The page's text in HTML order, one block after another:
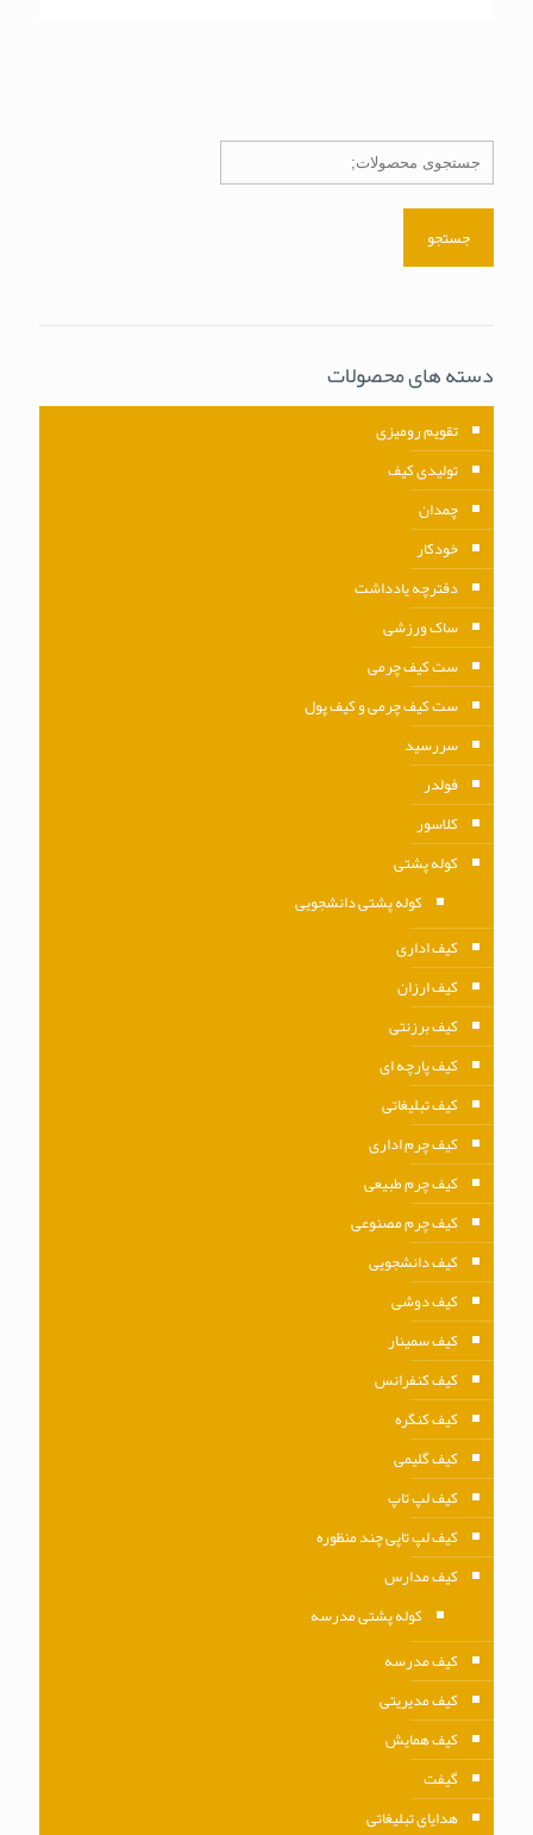
جستجو
دسته های محصولات
تقویم رومیزی
تولیدی کیف
چمدان
خودکار
دفترچه یادداشت
ساک ورزشی
ست کیف چرمی
ست کیف چرمی و کیف پول
سررسید
فولدر
کلاسور
کوله پشتی
کوله پشتی دانشجویی
کیف اداری
کیف ارزان
کیف برزنتی
کیف پارچه ای
کیف تبلیغاتی
کیف چرم اداری
کیف چرم طبیعی
کیف چرم مصنوعی
کیف دانشجویی
کیف دوشی
کیف سمینار
کیف کنفرانس
کیف کنگره
کیف گلیمی
کیف لپ تاپ
کیف لپ تاپی چند منظوره
کیف مدارس
کوله پشتی مدرسه
کیف مدرسه
کیف مدیریتی
کیف همایش
گیفت
هدایای تبلیغاتی